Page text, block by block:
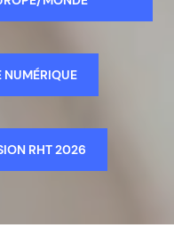
NUMÉRIQUE
RHT 2026